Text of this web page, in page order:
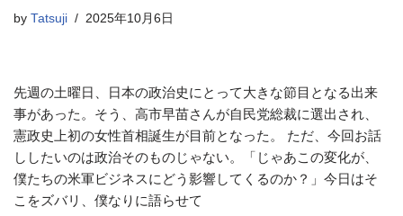
by Tatsuji 2025年10月6日
先週の土曜日、日本の政治史にとって大きな節目となる出来
事があった。そう、高市早苗さんが自民党総裁に選出され、
憲政史上初の女性首相誕生が目前となった。 ただ、今回お話
ししたいのは政治そのものじゃない。「じゃあこの変化が、
僕たちの米軍ビジネスにどう影響してくるのか？」今日はそ
こをズバリ、僕なりに語らせて